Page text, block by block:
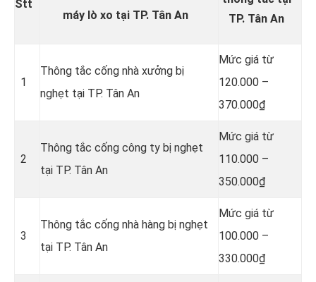
Stt
máy lò xo tại TP. Tân An
TP. Tân An
1
Thông tắc cống nhà xưởng bị
nghẹt tại TP. Tân An
Mức giá từ
120.000 –
370.000₫
2
Thông tắc cống công ty bị nghẹt
tại TP. Tân An
Mức giá từ
110.000 –
350.000₫
3
Thông tắc cống nhà hàng bị nghẹt
tại TP. Tân An
Mức giá từ
100.000 –
330.000₫